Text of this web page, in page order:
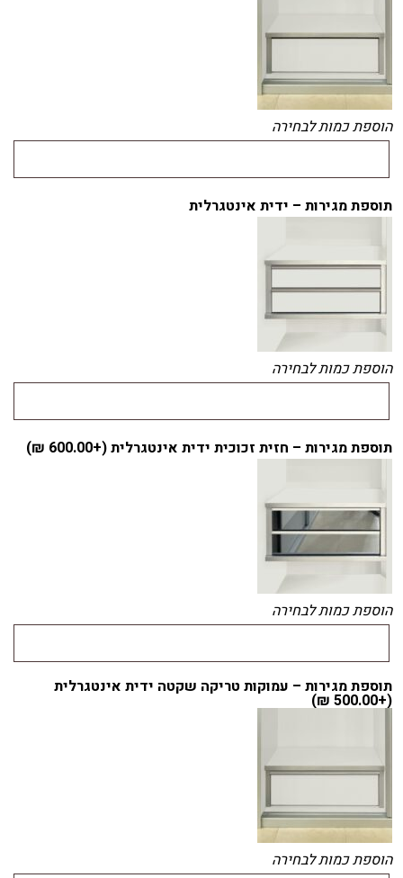
הוספת כמות לבחירה
תוספת מגירות – ידית אינטגרלית
הוספת כמות לבחירה
תוספת מגירות – חזית זכוכית ידית אינטגרלית (+600.00
₪
)
הוספת כמות לבחירה
תוספת מגירות – עמוקות טריקה שקטה ידית אינטגרלית
(+
500.00
₪
)
הוספת כמות לבחירה